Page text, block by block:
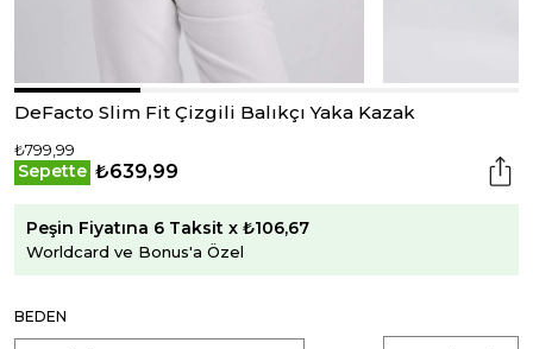
DeFacto Slim Fit Çizgili Balıkçı Yaka Kazak
₺799,99
Sepette ₺639,99
Peşin Fiyatına 6 Taksit x ₺106,67
Worldcard ve Bonus'a Özel
BEDEN